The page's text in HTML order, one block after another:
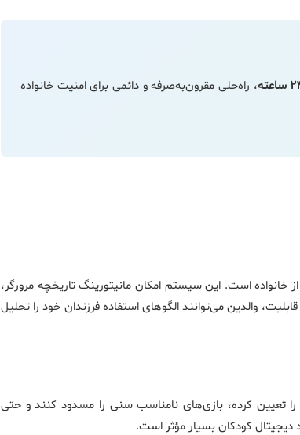
، راه‌حلی مقرون‌به‌صرفه و دائمی برای امنیت خانواده
خانواده است. این سیستم امکان مانیتورینگ تاریخچه مرورگر،
والدین می‌توانند الگوهای استفاده فرزندان خود را تحلیل
را تعیین کرده، بازی‌های نامناسب سنی را مسدود کنند و حتی
دیجیتال کودکان بسیار مؤثر است.